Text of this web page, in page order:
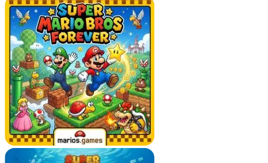
이 게임은 부드러운 난이도 곡선을 제공하여 일반 플레이어와
숙련된 게이머 모두가 즐길 수 있습니다.
처팬이라면 이러한 균형을 높이 평가할 것입니다.
게임을 이기기 위한 팁과 요령
모든 구석구석 탐색
숨겨진 비밀은 어디에나 있습니다. 추가 보상을 위해 시간을
내어 레벨을 철저하게 탐색하세요.